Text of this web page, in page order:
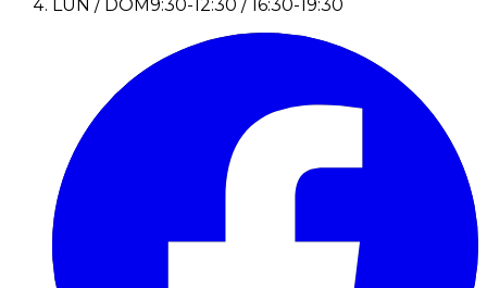
LUN / DOM9:30-12:30 / 16:30-19:30